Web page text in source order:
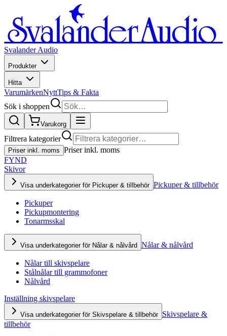
Svalander Audio
Produkter
Hitta
VarumärkenNyttTips & Fakta
Sök i shoppen
Varukorg
Filtrera kategorier
Priser inkl. moms Priser inkl. moms
FYND
Skivor
Visa underkategorier för Pickuper & tillbehör Pickuper & tillbehör
Pickuper
Pickupmontering
Tonarmsskal
Visa underkategorier för Nålar & nålvård Nålar & nålvård
Nålar till skivspelare
Stålnålar till grammofoner
Nålvård
Inställning skivspelare
Visa underkategorier för Skivspelare & tillbehör Skivspelare &
tillbehör